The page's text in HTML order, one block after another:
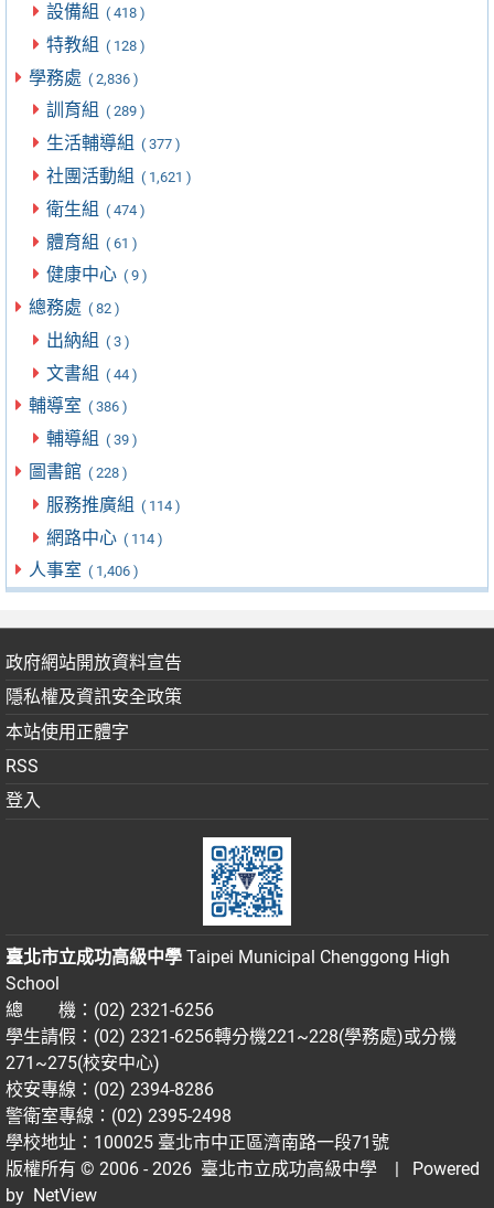
設備組 ( 418 )
特教組 ( 128 )
學務處 ( 2,836 )
訓育組 ( 289 )
生活輔導組 ( 377 )
社團活動組 ( 1,621 )
衛生組 ( 474 )
體育組 ( 61 )
健康中心 ( 9 )
總務處 ( 82 )
出納組 ( 3 )
文書組 ( 44 )
輔導室 ( 386 )
輔導組 ( 39 )
圖書館 ( 228 )
服務推廣組 ( 114 )
網路中心 ( 114 )
人事室 ( 1,406 )
政府網站開放資料宣告
隱私權及資訊安全政策
本站使用正體字
RSS
登入
臺北市立成功高級中學 Taipei Municipal Chenggong High
School
總 機：(02) 2321-6256
學生請假：(02) 2321-6256轉分機221~228(學務處)或分機
271~275(校安中心)
校安專線：(02) 2394-8286
警衛室專線：(02) 2395-2498
學校地址：100025 臺北市中正區濟南路一段71號
版權所有 © 2006 - 2026 臺北市立成功高級中學
| Powered
by NetView